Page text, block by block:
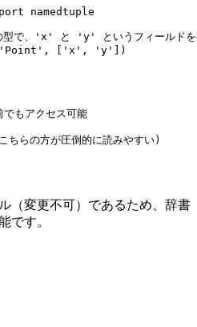
namedtuple
で、'x' と 'y' というフィールドを
' Point ' , ' x ' , ' y ' )
もアクセス可能
らの方が圧倒的に読みやすい)
（変更不可）であるため、辞書
です。